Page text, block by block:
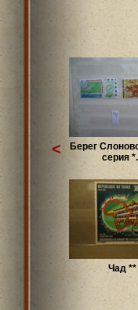
Берег
серия
Чад **
<